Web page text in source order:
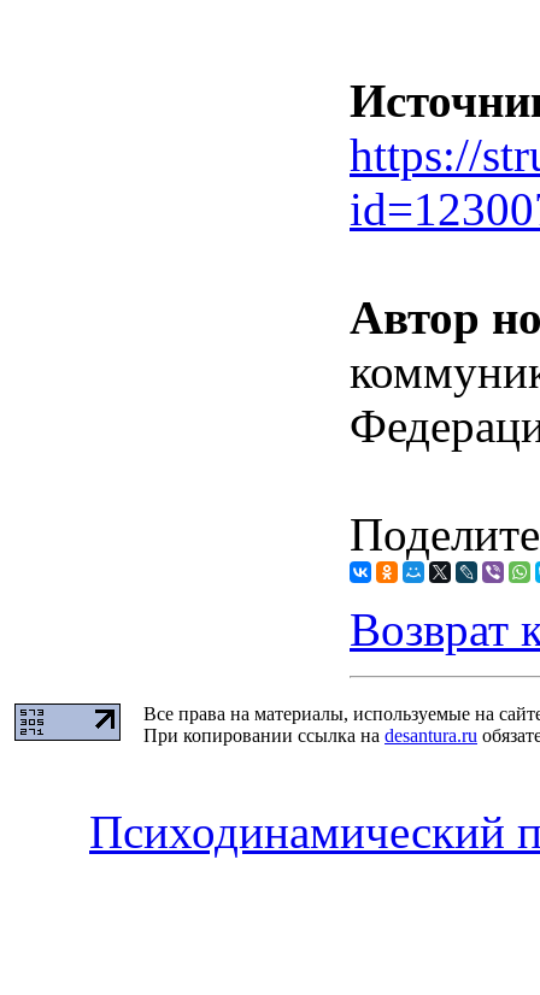
https://
Автор
Возврат
Все права на материалы, используемые на
При копировании ссылка на desantura.ru
Психодинамический